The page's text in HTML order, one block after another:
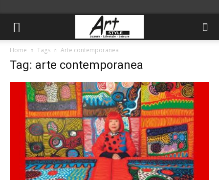
Home Tags Arte contemporanea
Tag: arte contemporanea